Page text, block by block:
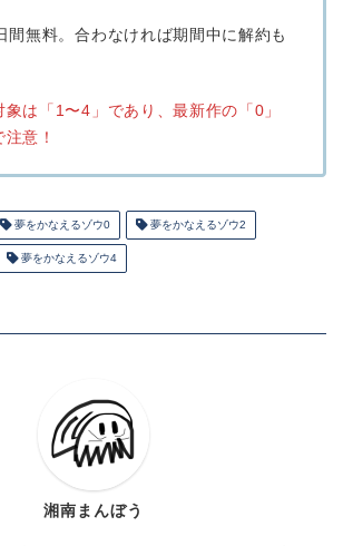
間無料。合わなければ期間中に解約も
象は「1〜4」であり、最新作の「0」
意！
夢をかなえるゾウ0 夢をかなえるゾウ2
夢をかなえるゾウ4
湘南まんぼう